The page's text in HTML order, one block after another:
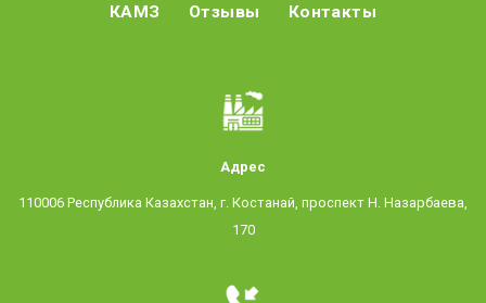
КАМЗ Отзывы Контакты
Адрес
110006 Республика Казахстан, г. Костанай, проспект Н. Назарбаева,
170